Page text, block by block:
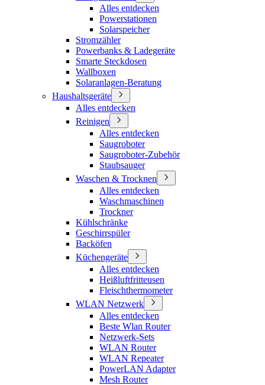
Alles entdecken
Powerstationen
Solarspeicher
Stromzähler
Powerbanks & Ladegeräte
Smarte Steckdosen
Wallboxen
Solaranlagen-Beratung
Haushaltsgeräte
Alles entdecken
Reinigen
Alles entdecken
Saugroboter
Saugroboter-Zubehör
Staubsauger
Waschen & Trocknen
Alles entdecken
Waschmaschinen
Trockner
Kühlschränke
Geschirrspüler
Backöfen
Küchengeräte
Alles entdecken
Heißluftfritteusen
Fleischthermometer
WLAN Netzwerk
Alles entdecken
Beste Wlan Router
Netzwerk-Sets
WLAN Router
WLAN Repeater
PowerLAN Adapter
Mesh Router